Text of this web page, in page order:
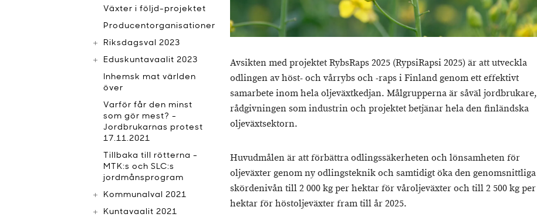
Avsikten med projektet RybsRaps 2025 (RypsiRapsi 2025) är att utveckla
odlingen av höst- och vårrybs och -raps i Finland genom ett effektivt
samarbete inom hela oljeväxtkedjan. Målgrupperna är såväl jordbrukare,
rådgivningen som industrin och projektet betjänar hela den finländska
oljeväxtsektorn.
Huvudmålen är att förbättra odlingssäkerheten och lönsamheten för
oljeväxter genom ny odlingsteknik och samtidigt öka den genomsnittliga
skördenivån till 2 000 kg per hektar för våroljeväxter och till 2 500 kg per
hektar för höstoljeväxter fram till år 2025.
Växter i följd-projektet
Producentorganisationer
Riksdagsval 2023
Eduskuntavaalit 2023
Inhemsk mat världen
över
Varför får den minst
som gör mest? -
Jordbrukarnas protest
17.11.2021
Tillbaka till rötterna -
MTK:s och SLC:s
jordmånsprogram
Kommunalval 2021
Kuntavaalit 2021